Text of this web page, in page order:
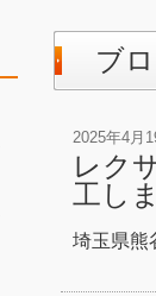
ブ
2025年4月
レク
工し
埼玉県熊